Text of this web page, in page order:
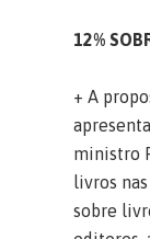
12%
+ A
ministro
livros
sobre